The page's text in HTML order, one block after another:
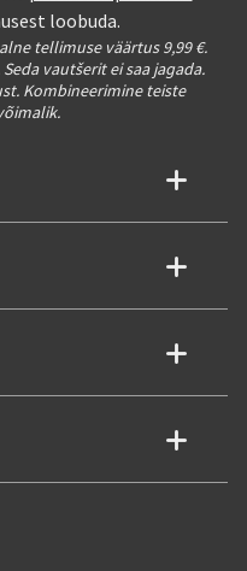
loobuda.
tellimuse väärtus 9,99 €.
vautšerit ei saa jagada.
Kombineerimine teiste